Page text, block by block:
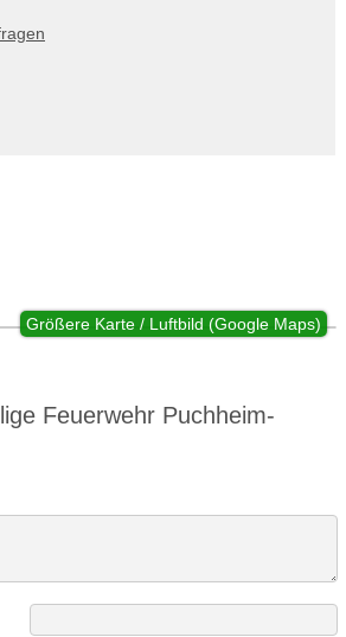
Größere Karte / Luftbild (Google Maps)
Feuerwehr Puchheim-